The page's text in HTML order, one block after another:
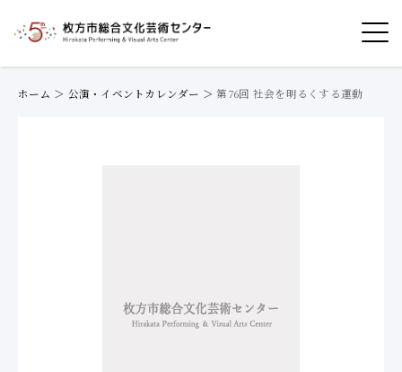
ホーム ＞ 公演・イベントカレンダー ＞ 第76回 社会を明るくする運動